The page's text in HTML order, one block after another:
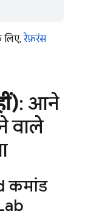
लिए,रेफ़रंस
: आने
वाले
कमांड